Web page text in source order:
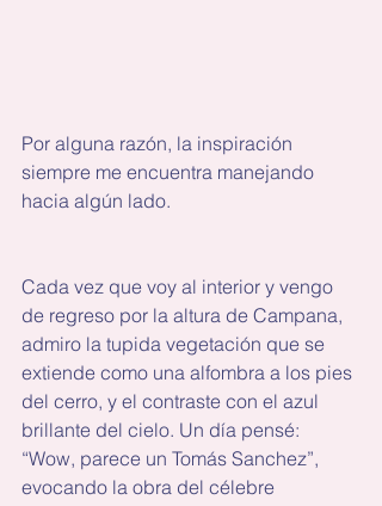
Por alguna razón, la inspiración
siempre me encuentra manejando
hacia algún lado.
Cada vez que voy al interior y vengo
de regreso por la altura de Campana,
admiro la tupida vegetación que se
extiende como una alfombra a los pies
del cerro, y el contraste con el azul
brillante del cielo. Un día pensé:
“Wow, parece un Tomás Sanchez”,
evocando la obra del célebre